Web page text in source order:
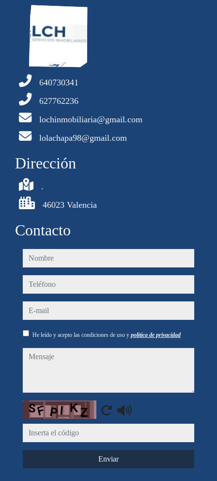
640730341
627762236
lochinmobiliaria@gmail.com
lolachapa98@gmail.com
Dirección
.
46023 Valencia
Contacto
nombre
teléfono
e-mail
He leído y acepto las condiciones de uso y política de privacidad
mensaje
Captcha
Enviar